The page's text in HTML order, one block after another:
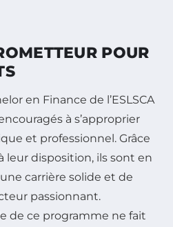
POUR
en Finance de l’ESLSCA
à s’approprier
et professionnel. Grâce
leur disposition, ils sont en
carrière solide et de
passionnant.
de ce programme ne fait